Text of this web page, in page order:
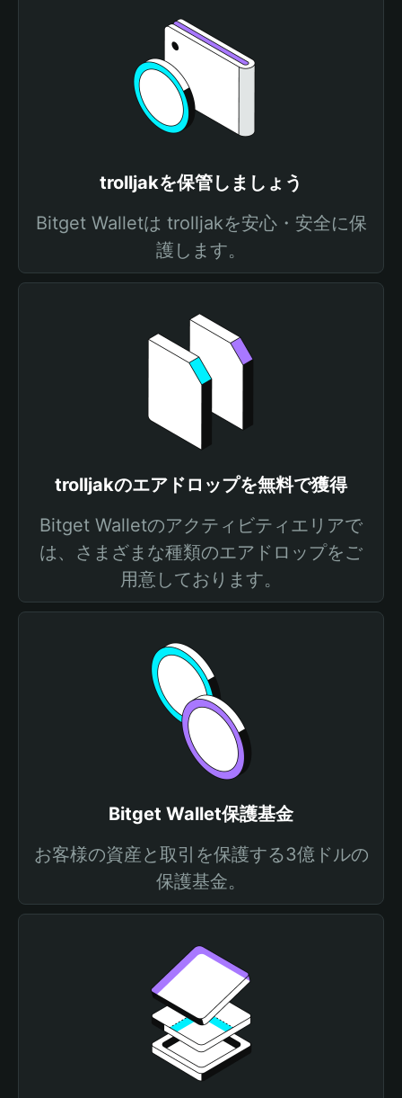
trolljakを保管しましょう
Bitget Walletは trolljakを安心・安全に保
護します。
trolljakのエアドロップを無料で獲得
Bitget Walletのアクティビティエリアで
は、さまざまな種類のエアドロップをご
用意しております。
Bitget Wallet保護基金
お客様の資産と取引を保護する3億ドルの
保護基金。